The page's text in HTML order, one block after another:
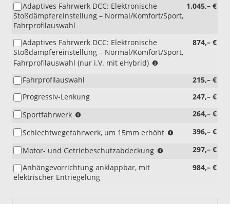
1.045,– €
Adaptives Fahrwerk DCC: Elektronische
Stoßdämpfereinstellung – Normal/Komfort/Sport,
Fahrprofilauswahl
874,– €
Adaptives Fahrwerk DCC: Elektronische
Stoßdämpfereinstellung – Normal/Komfort/Sport,
Fahrprofilauswahl (nur i.V. mit eHybrid)
215,– €
Fahrprofilauswahl
247,– €
Progressiv-Lenkung
264,– €
Sportfahrwerk
mit
TDI
kW
und
396,– €
Schlechtwegefahrwerk, um 15mm erhöht
(nicht
297,– €
Motor- und Getriebeschutzabdeckung
984,– €
Anhängevorrichtung anklappbar, mit
elektrischer Entriegelung